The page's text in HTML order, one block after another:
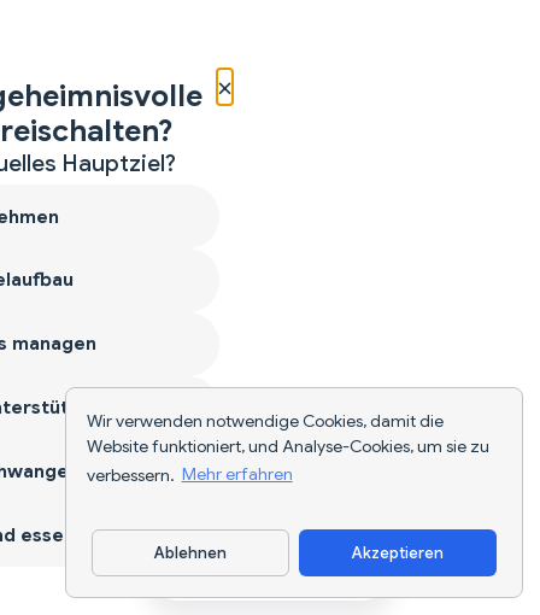
Wir verwenden notwendige Cookies, damit die
Website funktioniert, und Analyse-Cookies, um sie zu
verbessern. Mehr erfahren
Ablehnen Akzeptieren
App herunterladen
×
Hauptziel?
managen
essen